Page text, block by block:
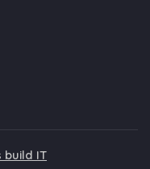
build IT